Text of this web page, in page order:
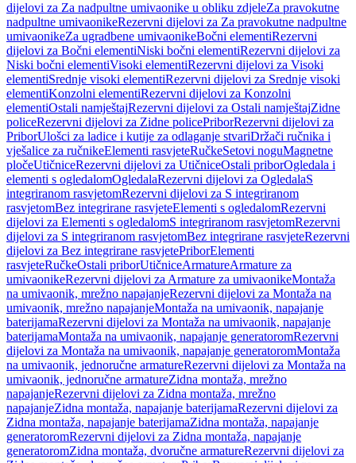
dijelovi za Za nadpultne umivaonike u obliku zdjeleZa pravokutne
nadpultne umivaonikeRezervni dijelovi za Za pravokutne nadpultne
umivaonikeZa ugradbene umivaonikeBočni elementiRezervni
dijelovi za Bočni elementiNiski bočni elementiRezervni dijelovi za
Niski bočni elementiVisoki elementiRezervni dijelovi za Visoki
elementiSrednje visoki elementiRezervni dijelovi za Srednje visoki
elementiKonzolni elementiRezervni dijelovi za Konzolni
elementiOstali namještajRezervni dijelovi za Ostali namještajZidne
policeRezervni dijelovi za Zidne policePriborRezervni dijelovi za
PriborUlošci za ladice i kutije za odlaganje stvariDržači ručnika i
vješalice za ručnikeElementi rasvjeteRučkeSetovi noguMagnetne
pločeUtičniceRezervni dijelovi za UtičniceOstali priborOgledala i
elementi s ogledalomOgledalaRezervni dijelovi za OgledalaS
integriranom rasvjetomRezervni dijelovi za S integriranom
rasvjetomBez integrirane rasvjeteElementi s ogledalomRezervni
dijelovi za Elementi s ogledalomS integriranom rasvjetomRezervni
dijelovi za S integriranom rasvjetomBez integrirane rasvjeteRezervni
dijelovi za Bez integrirane rasvjetePriborElementi
rasvjeteRučkeOstali priborUtičniceArmatureArmature za
umivaonikeRezervni dijelovi za Armature za umivaonikeMontaža
na umivaonik, mrežno napajanjeRezervni dijelovi za Montaža na
umivaonik, mrežno napajanjeMontaža na umivaonik, napajanje
baterijamaRezervni dijelovi za Montaža na umivaonik, napajanje
baterijamaMontaža na umivaonik, napajanje generatoromRezervni
dijelovi za Montaža na umivaonik, napajanje generatoromMontaža
na umivaonik, jednoručne armatureRezervni dijelovi za Montaža na
umivaonik, jednoručne armatureZidna montaža, mrežno
napajanjeRezervni dijelovi za Zidna montaža, mrežno
napajanjeZidna montaža, napajanje baterijamaRezervni dijelovi za
Zidna montaža, napajanje baterijamaZidna montaža, napajanje
generatoromRezervni dijelovi za Zidna montaža, napajanje
generatoromZidna montaža, dvoručne armatureRezervni dijelovi za